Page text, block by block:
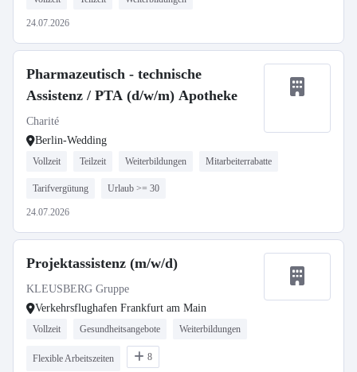
24.07.2026
Pharmazeutisch - technische
Assistenz / PTA (d/w/m) Apotheke
Charité
Berlin-Wedding
Vollzeit Teilzeit Weiterbildungen Mitarbeiterrabatte
Tarifvergütung Urlaub >= 30
24.07.2026
Projektassistenz (m/w/d)
KLEUSBERG Gruppe
Verkehrsflughafen Frankfurt am Main
Vollzeit Gesundheitsangebote Weiterbildungen
Flexible Arbeitszeiten 8